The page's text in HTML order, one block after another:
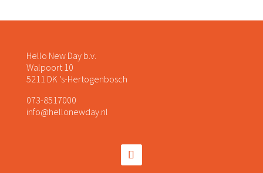
Hello New Day b.v.
Walpoort 10
5211 DK ’s-Hertogenbosch
073-8517000
info@hellonewday.nl